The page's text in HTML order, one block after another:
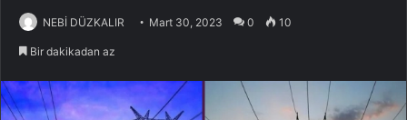
NEBİ DÜZKALIR Mart 30, 2023 0 10
Bir dakikadan az